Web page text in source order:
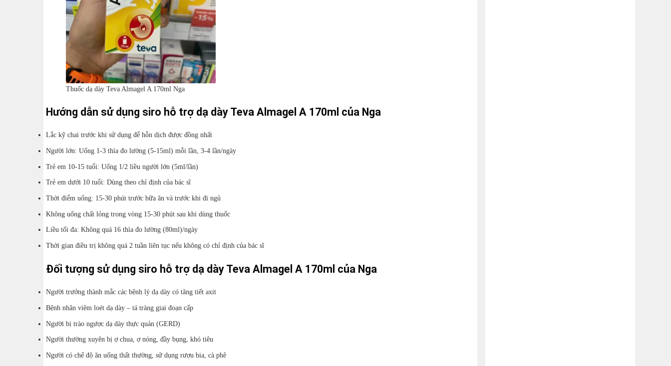
Thuốc dạ dày Teva Almagel A 170ml Nga
Hướng dẫn sử dụng siro hỗ trợ dạ dày Teva Almagel A 170ml của Nga
Lắc kỹ chai trước khi sử dụng để hỗn dịch được đồng nhất
Người lớn: Uống 1-3 thìa đo lường (5-15ml) mỗi lần, 3-4 lần/ngày
Trẻ em 10-15 tuổi: Uống 1/2 liều người lớn (5ml/lần)
Trẻ em dưới 10 tuổi: Dùng theo chỉ định của bác sĩ
Thời điểm uống: 15-30 phút trước bữa ăn và trước khi đi ngủ
Không uống chất lỏng trong vòng 15-30 phút sau khi dùng thuốc
Liều tối đa: Không quá 16 thìa đo lường (80ml)/ngày
Thời gian điều trị không quá 2 tuần liên tục nếu không có chỉ định của bác sĩ
Đối tượng sử dụng siro hỗ trợ dạ dày Teva Almagel A 170ml của Nga
Người trưởng thành mắc các bệnh lý dạ dày có tăng tiết axit
Bệnh nhân viêm loét dạ dày – tá tràng giai đoạn cấp
Người bị trào ngược dạ dày thực quản (GERD)
Người thường xuyên bị ợ chua, ợ nóng, đầy bụng, khó tiêu
Người có chế độ ăn uống thất thường, sử dụng rượu bia, cà phê